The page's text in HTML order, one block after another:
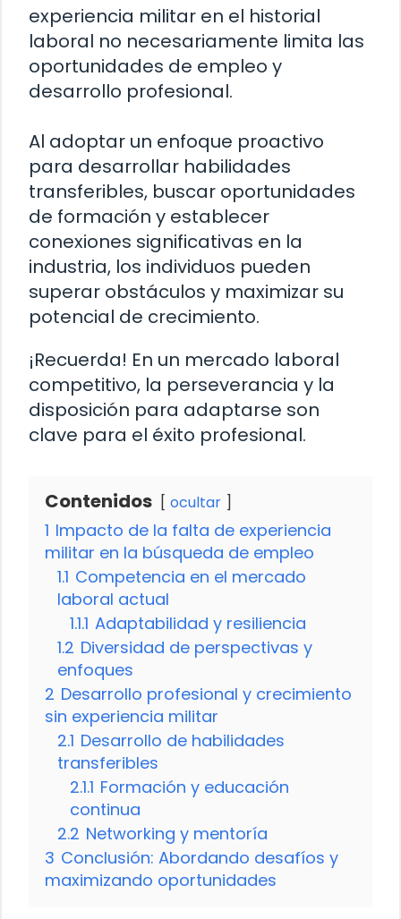
experiencia militar en el historial
laboral no necesariamente limita las
oportunidades de empleo y
desarrollo profesional.
Al adoptar un enfoque proactivo
para desarrollar habilidades
transferibles, buscar oportunidades
de formación y establecer
conexiones significativas en la
industria, los individuos pueden
superar obstáculos y maximizar su
potencial de crecimiento.
¡Recuerda! En un mercado laboral
competitivo, la perseverancia y la
disposición para adaptarse son
clave para el éxito profesional.
Contenidos ocultar
1 Impacto de la falta de experiencia
militar en la búsqueda de empleo
1.1 Competencia en el mercado
laboral actual
1.1.1 Adaptabilidad y resiliencia
1.2 Diversidad de perspectivas y
enfoques
2 Desarrollo profesional y crecimiento
sin experiencia militar
2.1 Desarrollo de habilidades
transferibles
2.1.1 Formación y educación
continua
2.2 Networking y mentoría
3 Conclusión: Abordando desafíos y
maximizando oportunidades